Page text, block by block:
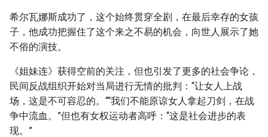
希尔瓦娜斯成功了，这个始终贯穿全剧，在最后幸存的女孩
子，他成功把握住了这个来之不易的机会，向世人展示了她
不俗的演技。
《姐妹连》获得空前的关注，但也引发了更多的社会争论，
民间反战组织开始对当局进行无情的批判：“让女人上战
场，这是不可容忍的。““我们不能原谅女人拿起刀剑，在战
争中流血。”但也有女权运动者高呼：“这是社会进步的表
现。”